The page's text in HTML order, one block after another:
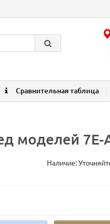
Сравнительная таблица
моделей 7Е-
Наличие: